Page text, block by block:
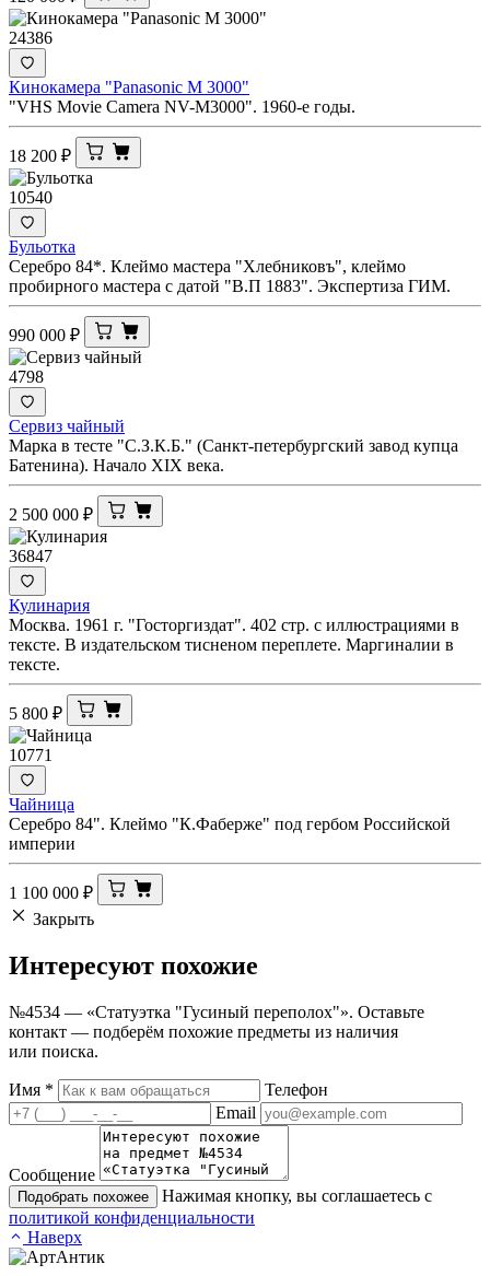
24386
Кинокамера "Panasonic M 3000"
"VHS Movie Camera NV-M3000". 1960-е годы.
18 200 ₽
10540
Бульотка
Серебро 84*. Клеймо мастера "Хлебниковъ", клеймо
пробирного мастера с датой "В.П 1883". Экспертиза ГИМ.
990 000 ₽
4798
Сервиз чайный
Марка в тесте "С.З.К.Б." (Санкт-петербургский завод купца
Батенина). Начало XIX века.
2 500 000 ₽
36847
Кулинария
Москва. 1961 г. "Госторгиздат". 402 стр. с иллюстрациями в
тексте. В издательском тисненом переплете. Маргиналии в
тексте.
5 800 ₽
10771
Чайница
Серебро 84". Клеймо "К.Фаберже" под гербом Российской
империи
1 100 000 ₽
Закрыть
Интересуют похожие
№4534 — «Статуэтка "Гусиный переполох"». Оставьте
контакт — подберём похожие предметы из наличия
или поиска.
Имя *
Телефон
Email
Сообщение
Подобрать похожее
Нажимая кнопку, вы соглашаетесь с
политикой конфиденциальности
Наверх